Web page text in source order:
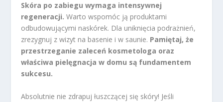
Skóra po zabiegu wymaga intensywnej
regeneracji. Warto wspomóc ją produktami
odbudowującymi naskórek. Dla uniknięcia podrażnień,
zrezygnuj z wizyt na basenie i w saunie. Pamiętaj, że
przestrzeganie zaleceń kosmetologa oraz
właściwa pielęgnacja w domu są fundamentem
sukcesu.
Absolutnie nie zdrapuj łuszczącej się skóry! Jeśli